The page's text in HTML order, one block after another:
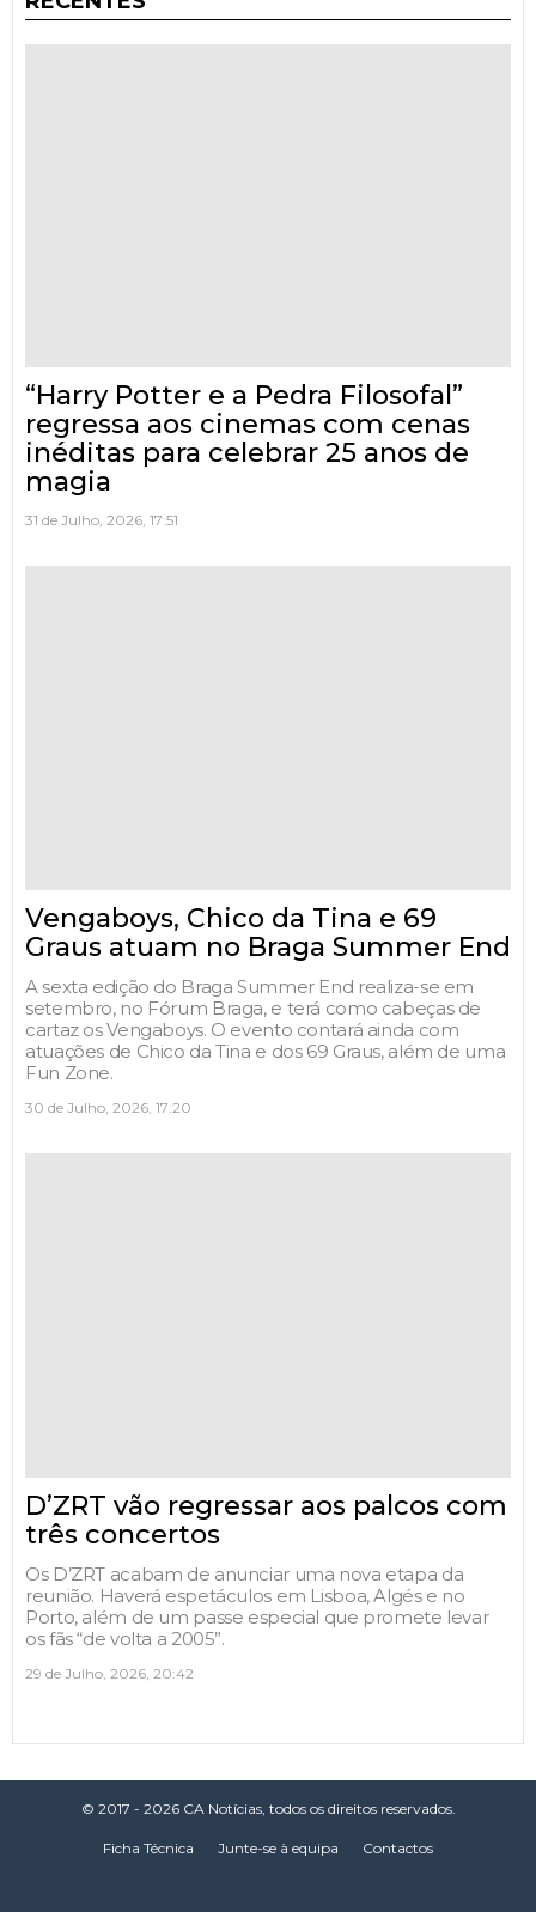
“Harry Potter e a Pedra Filosofal”
regressa aos cinemas com cenas
inéditas para celebrar 25 anos de
magia
31 de Julho, 2026, 17:51
Vengaboys, Chico da Tina e 69
Graus atuam no Braga Summer End
A sexta edição do Braga Summer End realiza-se em
setembro, no Fórum Braga, e terá como cabeças de
cartaz os Vengaboys. O evento contará ainda com
atuações de Chico da Tina e dos 69 Graus, além de uma
Fun Zone.
30 de Julho, 2026, 17:20
D’ZRT vão regressar aos palcos com
três concertos
Os D’ZRT acabam de anunciar uma nova etapa da
reunião. Haverá espetáculos em Lisboa, Algés e no
Porto, além de um passe especial que promete levar
os fãs “de volta a 2005”.
29 de Julho, 2026, 20:42
© 2017 - 2026 CA Notícias, todos os direitos reservados.
Ficha Técnica Junte-se à equipa Contactos